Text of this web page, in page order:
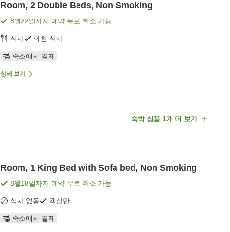
Room, 2 Double Beds, Non Smoking
8월22일까지 예약 무료 취소 가능
식사 아침 식사
숙소에서 결제
상세 보기
숙박 상품 1개 더 보기
Room, 1 King Bed with Sofa bed, Non Smoking
8월18일까지 예약 무료 취소 가능
식사 없음 객실만
숙소에서 결제